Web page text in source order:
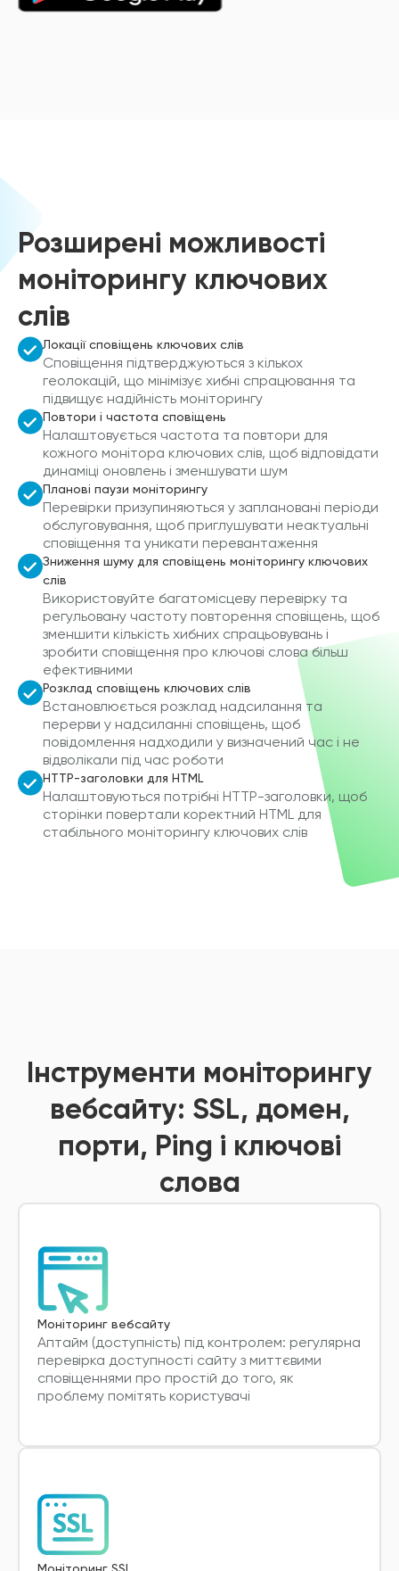
Розширені можливості
моніторингу ключових
слів
Локації сповіщень ключових слів
Сповіщення підтверджуються з кількох
геолокацій, що мінімізує хибні спрацювання та
підвищує надійність моніторингу
Повтори і частота сповіщень
Налаштовується частота та повтори для
кожного монітора ключових слів, щоб відповідати
динаміці оновлень і зменшувати шум
Планові паузи моніторингу
Перевірки призупиняються у заплановані періоди
обслуговування, щоб приглушувати неактуальні
сповіщення та уникати перевантаження
Зниження шуму для сповіщень моніторингу ключових
слів
Використовуйте багатомісцеву перевірку та
регульовану частоту повторення сповіщень, щоб
зменшити кількість хибних спрацьовувань і
зробити сповіщення про ключові слова більш
ефективними
Розклад сповіщень ключових слів
Встановлюється розклад надсилання та
перерви у надсиланні сповіщень, щоб
повідомлення надходили у визначений час і не
відволікали під час роботи
HTTP-заголовки для HTML
Налаштовуються потрібні HTTP-заголовки, щоб
сторінки повертали коректний HTML для
стабільного моніторингу ключових слів
Інструменти моніторингу
вебсайту: SSL, домен,
порти, Ping і ключові
слова
Моніторинг вебсайту
Аптайм (доступність) під контролем: регулярна
перевірка доступності сайту з миттєвими
сповіщеннями про простій до того, як
проблему помітять користувачі